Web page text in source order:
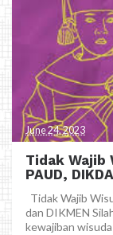
June 24, 2023
Tidak Wajib
PAUD,
Tidak Wajib
dan DIKMEN Silahkan
kewajiban